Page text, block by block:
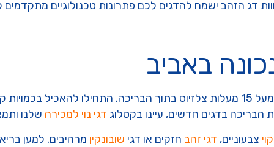
דג הזהב ישמח להדגים לכם פתרונות טכנולוגיים
באביב
הדגים שלכם דורשים אוכל עם עליית הטמפרטורה מעל 15 מעלות צלזיוס בתוך
בדגים חדשים, עיינו בקטלוג דגי נוי למכירה שלנו
צבעוניים, דגי זהב חזקים או דגי שובונקין מרהיבים. למען